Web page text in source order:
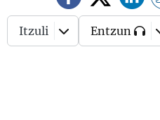
Itzuli Entzun